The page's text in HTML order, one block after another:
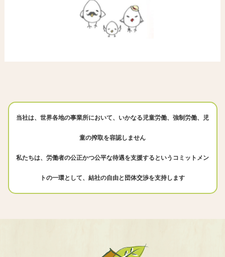
当社は、世界各地の事業所において、いかなる児童労働、強制労働、児
童の搾取を容認しません
私たちは、労働者の公正かつ公平な待遇を支援するというコミットメン
トの一環として、結社の自由と団体交渉を支持します